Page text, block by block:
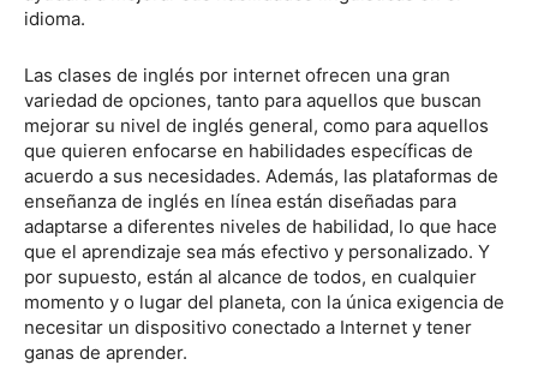
idioma.
Las clases de inglés por internet ofrecen una gran
variedad de opciones, tanto para aquellos que buscan
mejorar su nivel de inglés general, como para aquellos
que quieren enfocarse en habilidades específicas de
acuerdo a sus necesidades. Además, las plataformas de
enseñanza de inglés en línea están diseñadas para
adaptarse a diferentes niveles de habilidad, lo que hace
que el aprendizaje sea más efectivo y personalizado. Y
por supuesto, están al alcance de todos, en cualquier
momento y o lugar del planeta, con la única exigencia de
necesitar un dispositivo conectado a Internet y tener
ganas de aprender.